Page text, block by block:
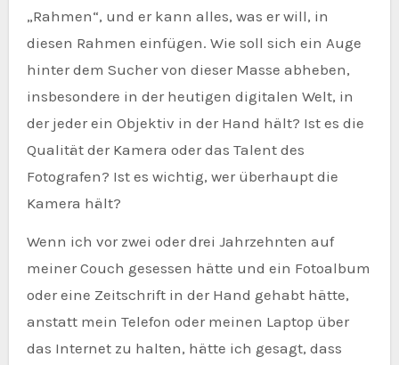
„Rahmen“, und er kann alles, was er will, in
diesen Rahmen einfügen. Wie soll sich ein Auge
hinter dem Sucher von dieser Masse abheben,
insbesondere in der heutigen digitalen Welt, in
der jeder ein Objektiv in der Hand hält? Ist es die
Qualität der Kamera oder das Talent des
Fotografen? Ist es wichtig, wer überhaupt die
Kamera hält?
Wenn ich vor zwei oder drei Jahrzehnten auf
meiner Couch gesessen hätte und ein Fotoalbum
oder eine Zeitschrift in der Hand gehabt hätte,
anstatt mein Telefon oder meinen Laptop über
das Internet zu halten, hätte ich gesagt, dass